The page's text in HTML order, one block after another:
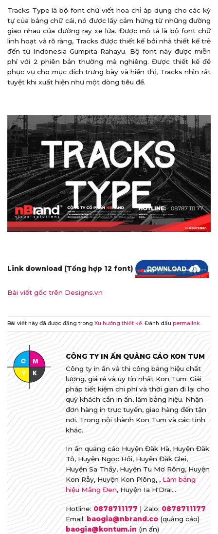
Tracks Type là bộ font chữ viết hoa chỉ áp dụng cho các ký
tự của bảng chữ cái, nó được lấy cảm hứng từ những đường
giao nhau của đường ray xe lửa. Được mô tả là bộ font chữ
linh hoạt và rõ ràng, Tracks được thiết kế bởi nhà thiết kế trẻ
đến từ Indonesia Gumpita Rahayu. Bộ font này được miễn
phí với 2 phiên bản thường mà nghiêng. Được thiết kế để
phục vụ cho mục đích trưng bày và hiển thị, Tracks nhìn rất
tuyệt khi xuất hiện như một dòng tiêu đề.
Link download (Tổng hợp 12 font)
Bài viết gốc trên Designs.vn
Bài viết này đã được đăng trong Xu hướng thiết kế. Đánh dấu permalink .
CÔNG TY IN ẤN QUẢNG CÁO KON TUM
Công ty in ấn và thi công bảng hiệu chất
lượng, giá rẻ và uy tín nhất Kon Tum. Giải
pháp tiết kiệm chi phí và thời gian đi lại cho
quý khách cần in ấn, làm bảng hiệu. Nhận
đơn hàng in trực tuyến, giao hàng đến tận
nơi. Trong nội thành Kon Tum và các tỉnh
khác.
In ấn quảng cáo Huyện Đăk Hà, Huyện Đăk
Tô, Huyện Ngọc Hồi, Huyện Đăk Glei,
Huyện Sa Thầy, Huyện Tu Mơ Rông, Huyện
Kon Rẫy, Huyện Kon Plông, , Làm bảng
hiệu Măng Đen, Huyện Ia H'Drai...
Hotline: 0878711177 | Zalo: 0878711177
Email: baogia@nbrand.co (quảng cáo)
baogia@kontum.in (in ấn)